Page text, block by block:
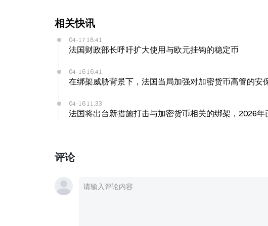
相关快讯
04-17 18:41
法国财政部长呼吁扩大使用与欧元挂钩的稳定币
04-16 16:41
在绑架威胁背景下，法国当局加强对加密货币高管的安
04-16 11:33
法国将出台新措施打击与加密货币相关的绑架，2026年
评论